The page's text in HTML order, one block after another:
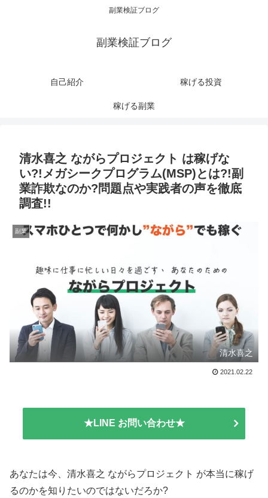
副業検証ブログ
副業検証ブログ
自己紹介 稼げる投資
稼げる副業
清水喜之 ながらプロジェクト は稼げな
い?!メガシークプログラム(MSP)とは?!副
業詐欺なのか?問題点や実践者の声を徹底
調査!!
副業
清水喜之
2021.02.22
★LINE お問い合わせ★
あなたは今、清水喜之 ながらプロジェクト が本当に稼げ
るのかを知りたいのではないだろか?